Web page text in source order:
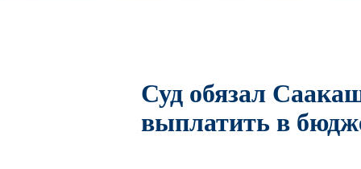
Суд обязал
выплатить в